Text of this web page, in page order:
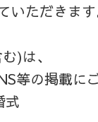
いただきま
)は、
等の掲載に
式